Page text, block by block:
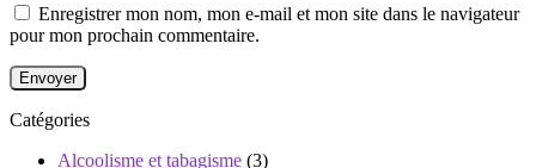
Enregistrer mon nom, mon e-mail et mon site dans le navigateur
pour mon prochain commentaire.
Catégories
Alcoolisme et tabagisme (3)